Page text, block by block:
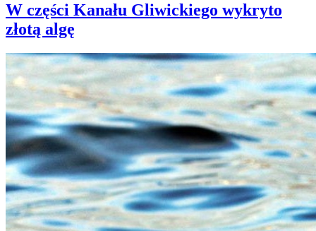
W części Kanału Gliwickiego wykryto
złotą algę